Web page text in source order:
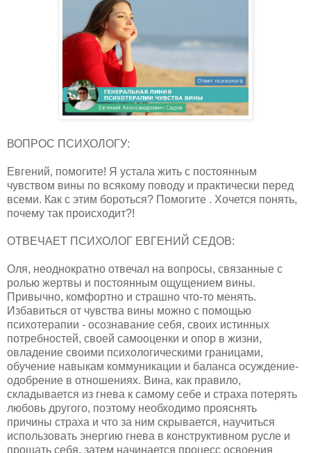
ВОПРОС ПСИХОЛОГУ:
Евгений, помогите! Я устала жить с постоянным
чувством вины по всякому поводу и практически перед
всеми. Как с этим бороться? Помогите . Хочется понять,
почему так происходит?!
ОТВЕЧАЕТ ПСИХОЛОГ ЕВГЕНИЙ СЕДОВ:
Оля, неоднократно отвечал на вопросы, связанные с
ролью жертвы и постоянным ощущением вины.
Привычно, комфортно и страшно что-то менять.
Избавиться от чувства вины можно с помощью
психотерапии - осознавание себя, своих истинных
потребностей, своей самооценки и опор в жизни,
овладение своими психологическими границами,
обучение навыкам коммуникации и баланса осуждение-
одобрение в отношениях. Вина, как правило,
складывается из гнева к самому себе и страха потерять
любовь другого, поэтому необходимо прояснять
причины страха и что за ним скрывается, научиться
использовать энергию гнева в конструктивном русле и
прощать себя, затем начинается процесс освоения